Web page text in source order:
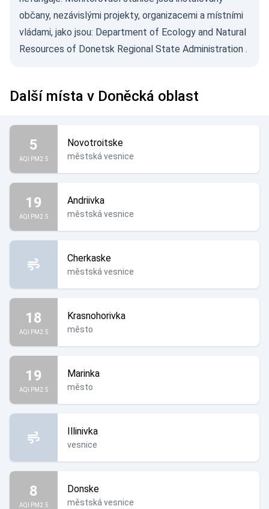
občany, nezávislými projekty, organizacemi a místními
vládami, jako jsou: Department of Ecology and Natural
Resources of Donetsk Regional State Administration .
Další místa v Doněcká oblast
5
AQI PM2.5
Novotroitske
městská vesnice
19
AQI PM2.5
Andriivka
městská vesnice
Cherkaske
městská vesnice
18
AQI PM2.5
Krasnohorivka
město
19
AQI PM2.5
Marinka
město
Illinivka
vesnice
8
AQI PM2.5
Donske
městská vesnice